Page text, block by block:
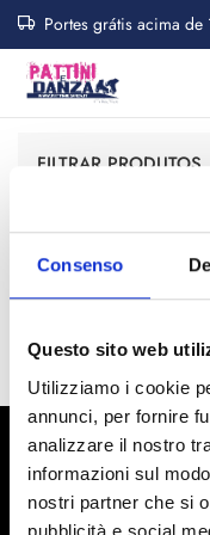
Consenso
Questo sito web
Utilizziamo i cookie
annunci, per fornire
analizzare il nostro
informazioni sul
nostri partner che si
pubblicità e social
Portes grátis acima
GRISHKO
FILTRAR PRODUTOS
Recomendada
Nenhum produto foi
EMAIL